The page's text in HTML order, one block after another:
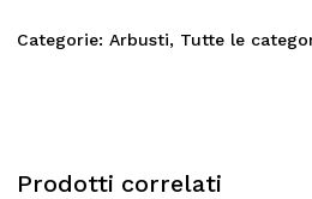
Categorie: Arbusti, Tutte le
Prodotti correlati